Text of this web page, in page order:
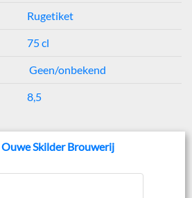
Rugetiket
75 cl
Geen/onbekend
8,5
Ouwe Skilder Brouwerij